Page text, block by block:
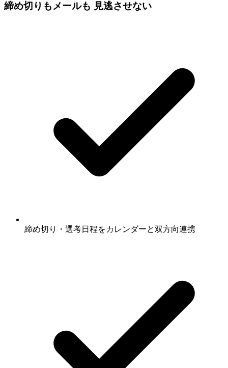
締め切りもメールも 見逃させない
締め切り・選考日程をカレンダーと双方向連携